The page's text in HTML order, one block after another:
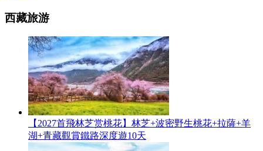
西藏旅游
【2027首飛林芝赏桃花】林芝+波密野生桃花+拉薩+羊
湖+青藏觀賞鐵路深度遊10天